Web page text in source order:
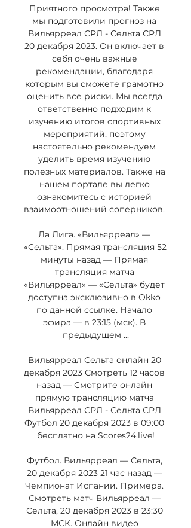
Приятного просмотра! Также
мы подготовили прогноз на
Вильярреал СРЛ - Сельта СРЛ
20 декабря 2023. Он включает в
себя очень важные
рекомендации, благодаря
которым вы сможете грамотно
оценить все риски. Мы всегда
ответственно подходим к
изучению итогов спортивных
мероприятий, поэтому
настоятельно рекомендуем
уделить время изучению
полезных материалов. Также на
нашем портале вы легко
ознакомитесь с историей
взаимоотношений соперников.
Ла Лига. «Вильярреал» —
«Сельта». Прямая трансляция 52
минуты назад — Прямая
трансляция матча
«Вильярреал» — «Сельта» будет
доступна эксклюзивно в Okko
по данной ссылке. Начало
эфира — в 23:15 (мск). В
предыдущем ...
Вильярреал Сельта онлайн 20
декабря 2023 Смотреть 12 часов
назад — Смотрите онлайн
прямую трансляцию матча
Вильярреал СРЛ - Сельта СРЛ
Футбол 20 декабря 2023 в 09:00
бесплатно на Scores24.live!
Футбол. Вильярреал — Сельта,
20 декабря 2023 21 час назад —
Чемпионат Испании. Примера.
Смотреть матч Вильярреал —
Сельта, 20 декабря 2023 в 23:30
МСК. Онлайн видео